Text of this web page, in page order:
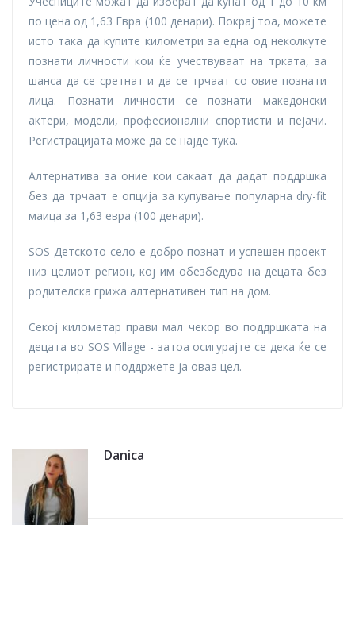
по цена од 1,63 Евра (100 денари). Покрај тоа, можете
исто така да купите километри за една од неколкуте
познати личности кои ќе учествуваат на трката, за
шанса да се сретнат и да се трчаат со овие познати
лица. Познати личности се познати македонски
актери, модели, професионални спортисти и пејачи.
Регистрацијата може да се најде тука.
Алтернатива за оние кои сакаат да дадат поддршка
без да трчаат е опција за купување популарна dry-fit
маица за 1,63 евра (100 денари).
SOS Детското село е добро познат и успешен проект
низ целиот регион, кој им обезбедува на децата без
родителска грижа алтернативен тип на дом.
Секој километар прави мал чекор во поддршката на
децата во SOS Village - затоа осигурајте се дека ќе се
регистрирате и поддржете ја оваа цел.
Danica